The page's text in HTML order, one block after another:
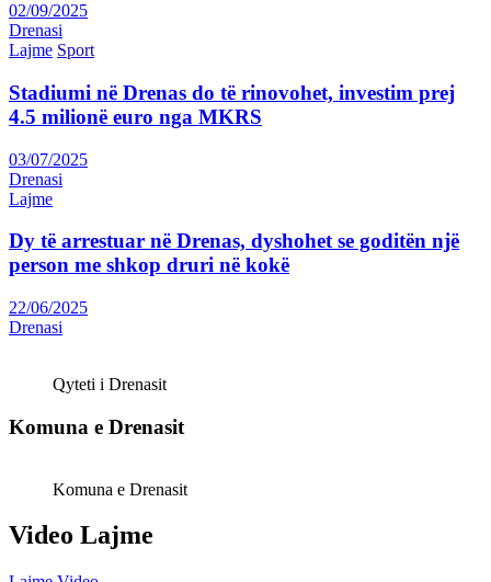
02/09/2025
Drenasi
Lajme Sport
Stadiumi në Drenas do të rinovohet, investim prej
4.5 milionë euro nga MKRS
03/07/2025
Drenasi
Lajme
Dy të arrestuar në Drenas, dyshohet se goditën një
person me shkop druri në kokë
22/06/2025
Drenasi
Qyteti i Drenasit
Komuna e Drenasit
Komuna e Drenasit
Video Lajme